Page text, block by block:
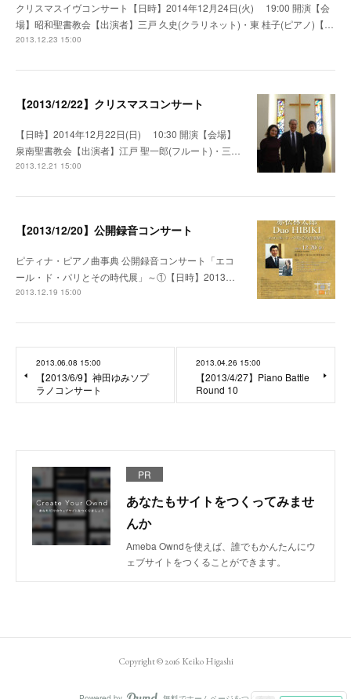
クリスマスイヴコンサート【日時】2014年12月24日(火) 19:00 開演【会
場】昭和聖書教会【出演者】三戸 久史(クラリネット)・東 桂子(ピアノ)【…
2013.12.23 15:00
【2013/12/22】クリスマスコンサート
【日時】2014年12月22日(日) 10:30 開演【会場】
泉南聖書教会【出演者】江戸 聖一郎(フルート)・三…
2013.12.21 15:00
【2013/12/20】公開録音コンサート
ピティナ・ピアノ曲事典 公開録音コンサート「エコ
ール・ド・パリとその時代展」～①【日時】2013…
2013.12.19 15:00
2013.06.08 15:00
【2013/6/9】神田ゆみソプ
ラノコンサート
2013.04.26 15:00
【2013/4/27】Piano Battle
Round 10
PR
あなたもサイトをつくってみませ
んか
Ameba Owndを使えば、誰でもかんたんにウ
ェブサイトをつくることができます。
Copyright © 2016 Keiko Higashi